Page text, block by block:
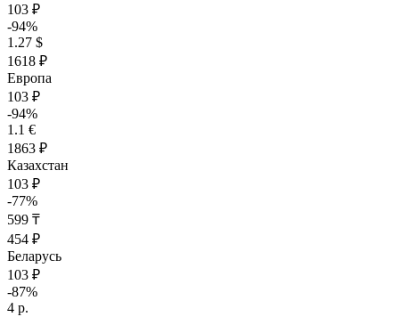
103 ₽
-94%
1.27 $
1618 ₽
Европа
103 ₽
-94%
1.1 €
1863 ₽
Казахстан
103 ₽
-77%
599 ₸
454 ₽
Беларусь
103 ₽
-87%
4 р.